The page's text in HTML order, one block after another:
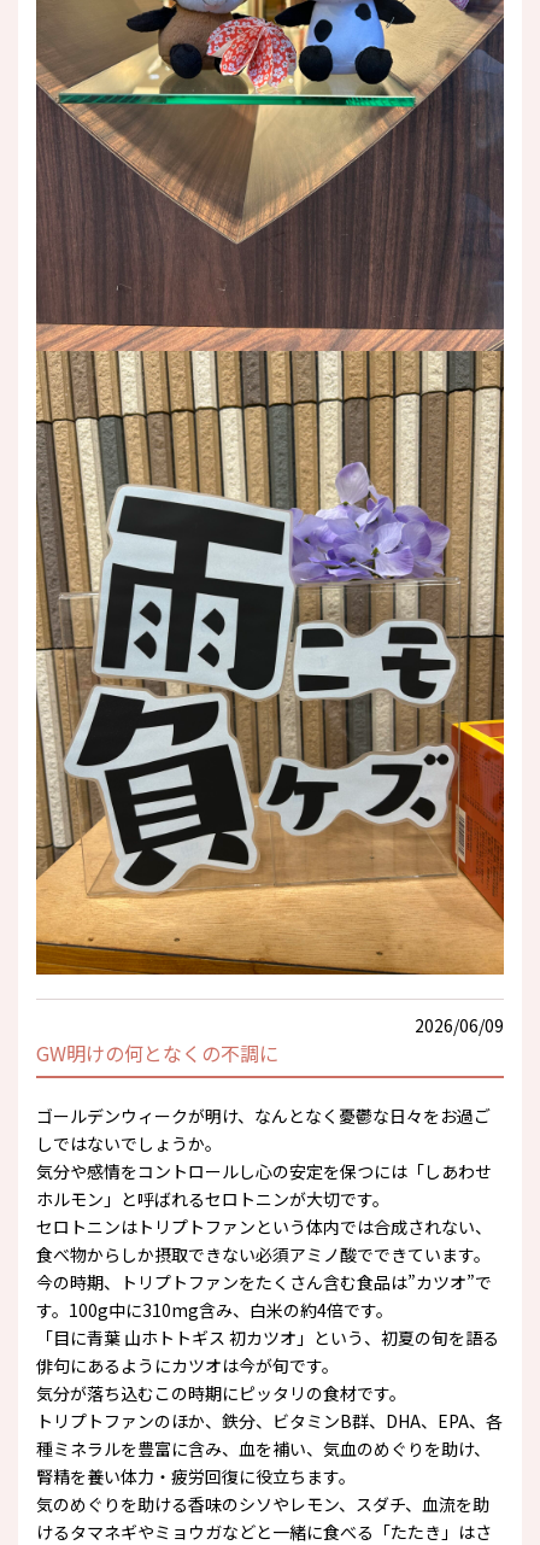
2026/06/09
GW明けの何となくの不調に
ゴールデンウィークが明け、なんとなく憂鬱な日々をお過ご
しではないでしょうか。
気分や感情をコントロールし心の安定を保つには「しあわせ
ホルモン」と呼ばれるセロトニンが大切です。
セロトニンはトリプトファンという体内では合成されない、
食べ物からしか摂取できない必須アミノ酸でできています。
今の時期、トリプトファンをたくさん含む食品は”カツオ”で
す。100g中に310mg含み、白米の約4倍です。
「目に青葉 山ホトトギス 初カツオ」という、初夏の旬を語る
俳句にあるようにカツオは今が旬です。
気分が落ち込むこの時期にピッタリの食材です。
トリプトファンのほか、鉄分、ビタミンB群、DHA、EPA、各
種ミネラルを豊富に含み、血を補い、気血のめぐりを助け、
腎精を養い体力・疲労回復に役立ちます。
気のめぐりを助ける香味のシソやレモン、スダチ、血流を助
けるタマネギやミョウガなどと一緒に食べる「たたき」はさ